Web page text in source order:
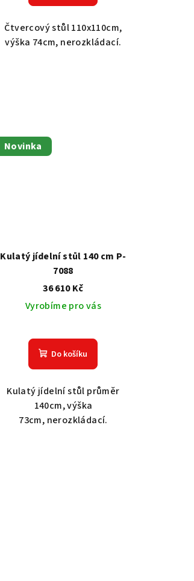
Čtvercový stůl 110x110cm,
výška 74cm, nerozkládací.
Novinka
Kulatý jídelní stůl 140 cm P-
7088
36 610 Kč
Vyrobíme pro vás
Do košíku
Kulatý jídelní stůl průměr
140cm, výška
73cm, nerozkládací.